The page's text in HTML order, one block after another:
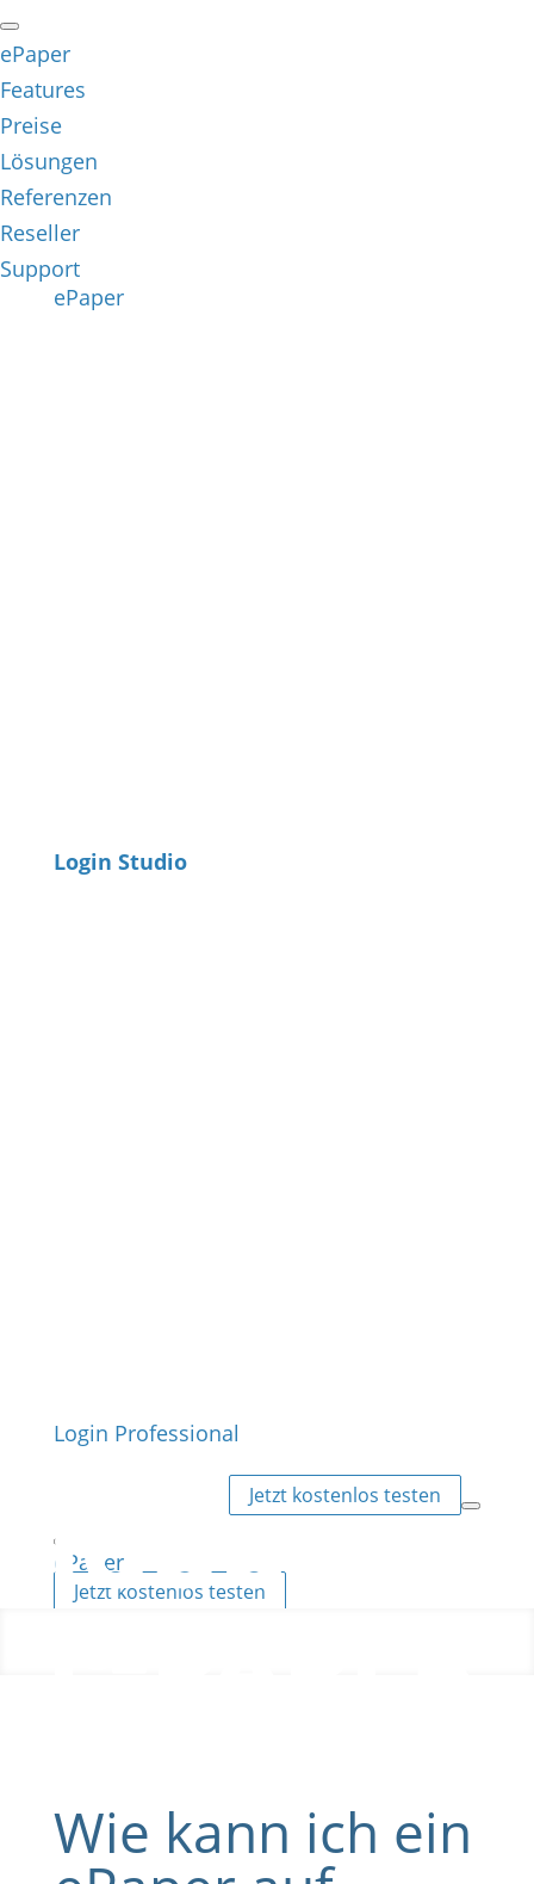
ePaper
Features
Preise
Lösungen
Referenzen
Reseller
Support
ePaper
Login Studio
Login Professional
Jetzt kostenlos testen
ePaper
Jetzt kostenlos testen
Wie kann ich ein